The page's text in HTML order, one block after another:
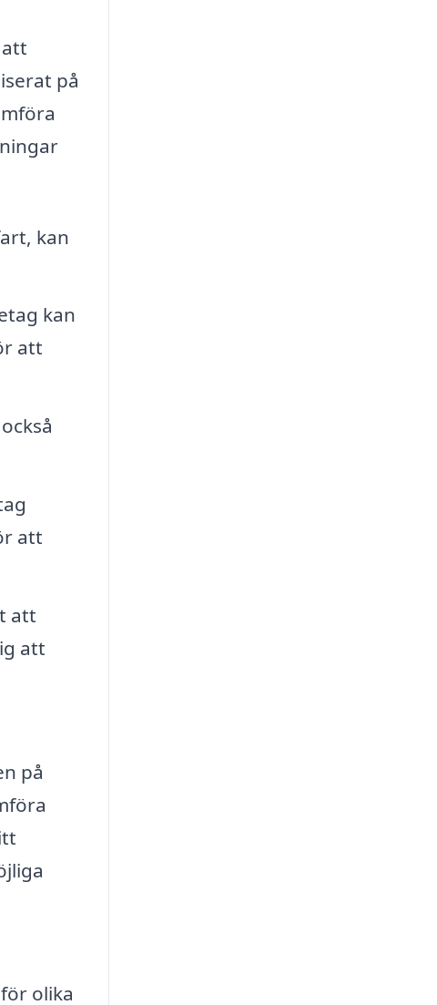
på
kan
kan
att
att
att
att
på
olika